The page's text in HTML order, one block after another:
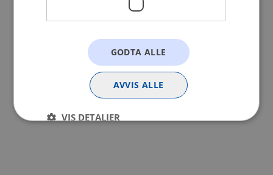
GODTA ALLE
AVVIS ALLE
VIS DETALJER